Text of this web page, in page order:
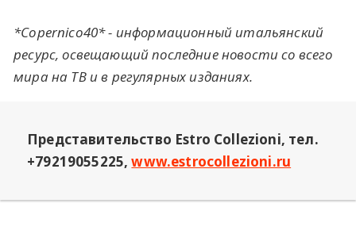
*Copernico40* - информационный итальянский
ресурс, освещающий последние новости со всего
мира на ТВ и в регулярных изданиях.
Представительство Estro Collezioni, тел.
+79219055225,www.estrocollezioni.ru